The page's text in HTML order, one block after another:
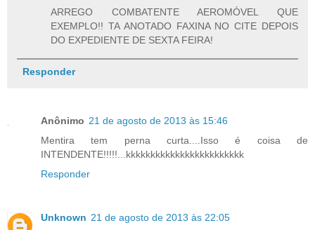
ARREGO COMBATENTE AEROMÓVEL QUE
EXEMPLO!! TA ANOTADO FAXINA NO CITE DEPOIS
DO EXPEDIENTE DE SEXTA FEIRA!
Responder
Anônimo 21 de agosto de 2013 às 15:46
Mentira tem perna curta....Isso é coisa de
INTENDENTE!!!!!...kkkkkkkkkkkkkkkkkkkkkkkk
Responder
Unknown 21 de agosto de 2013 às 22:05